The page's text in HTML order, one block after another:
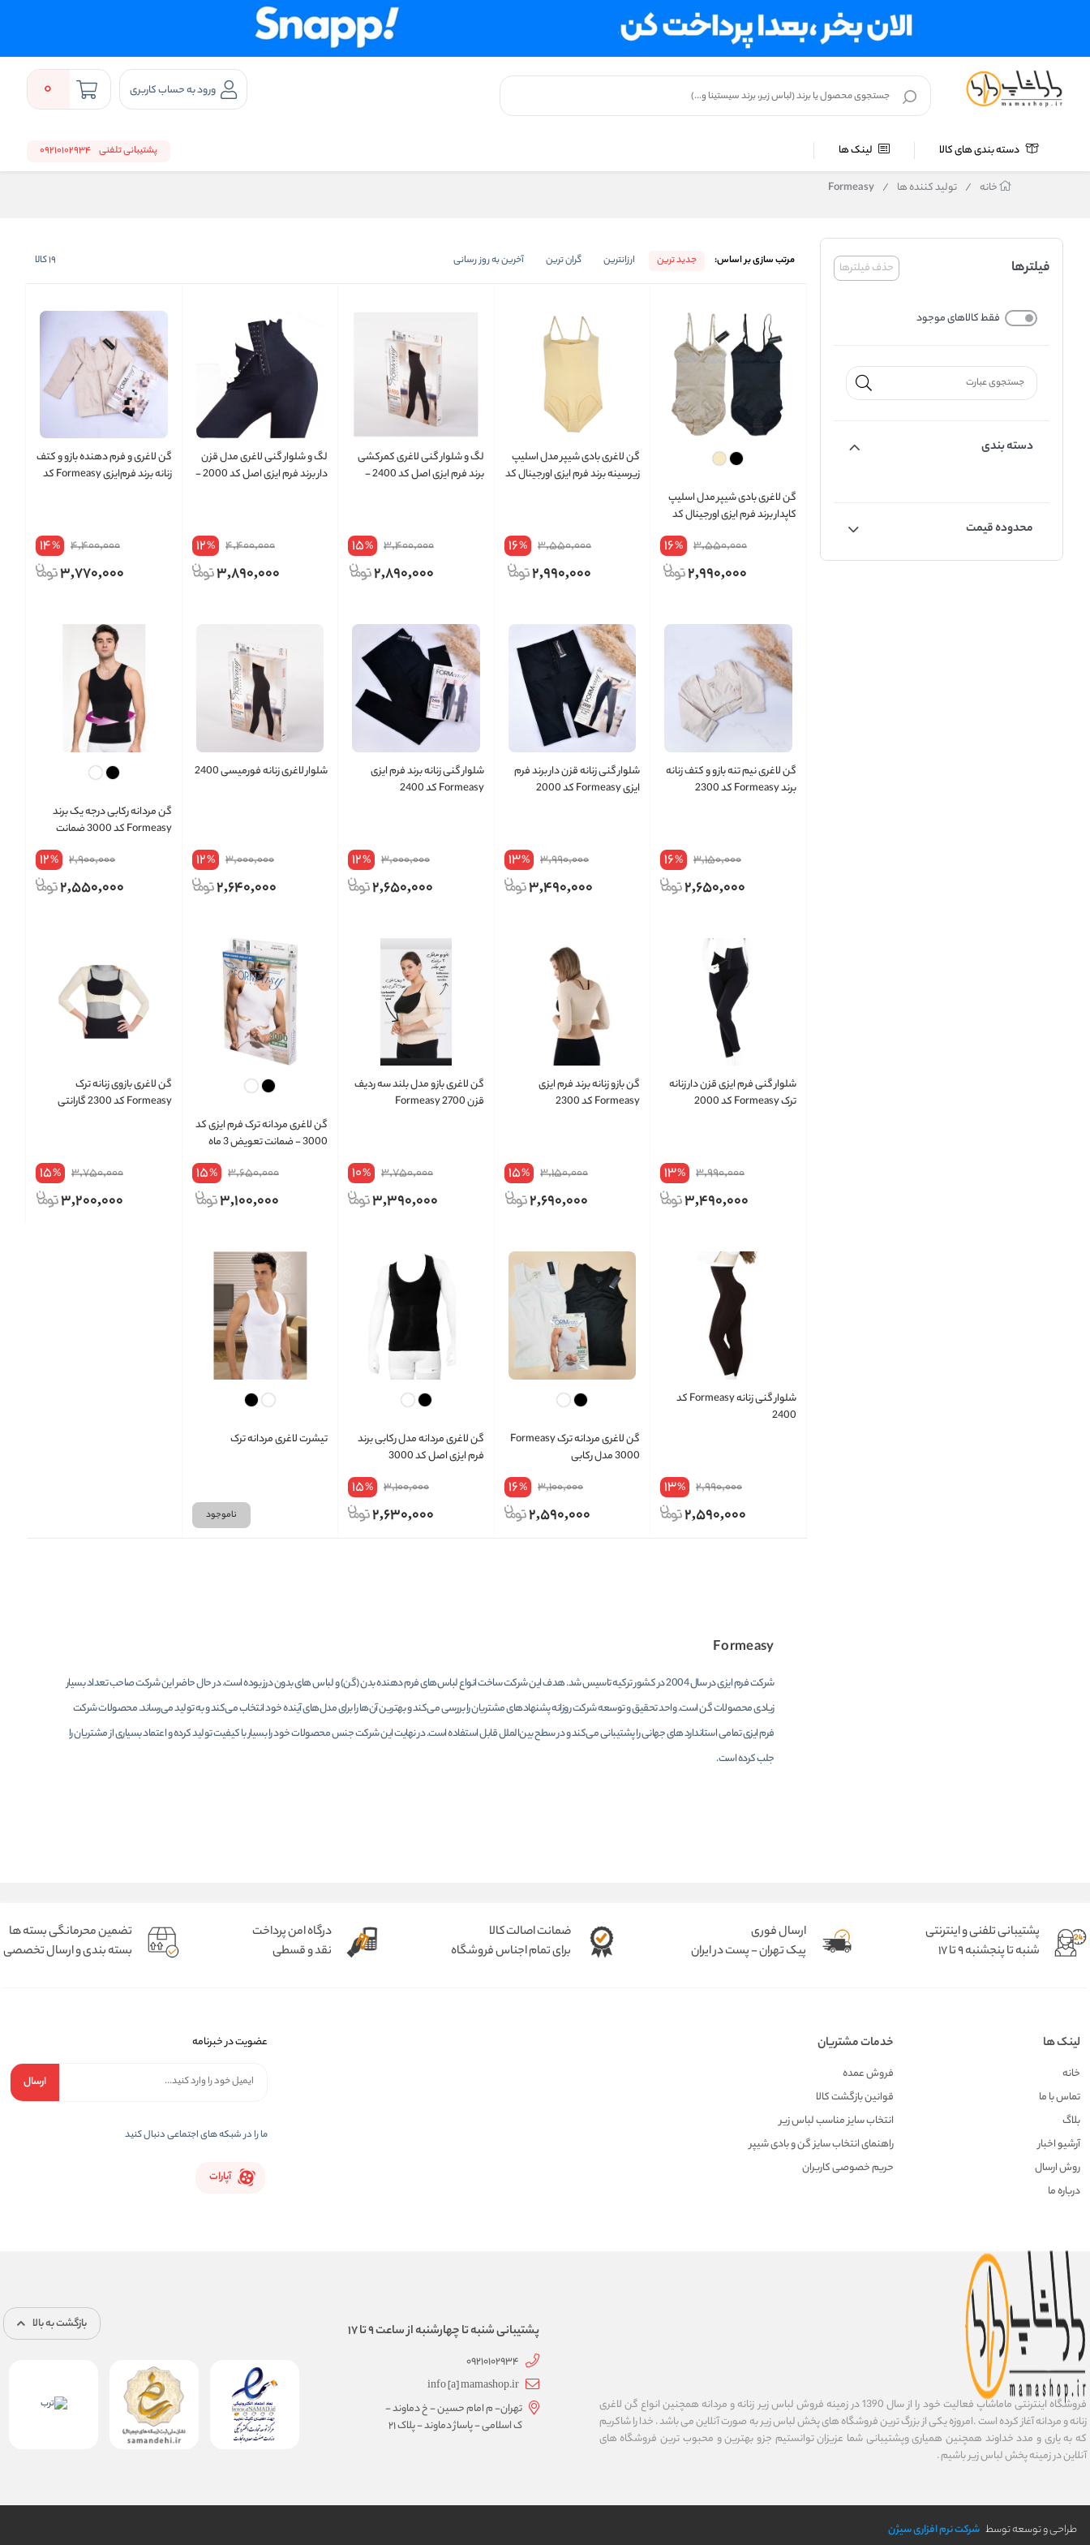
ورود به حساب کاربری 0
دسته بندی های کالا لینک ها پشتیبانی تلفنی 09210102934
خانه / تولید کننده ها /
Formeasy
حذف فیلترها فیلترها
فقط کالاهای موجود
دسته بندی
محدوده قیمت
مرتب سازی بر اساس: جدید ترین ارزانترین گران ترین آخرین به روز رسانی 19کالا
گن لاغری بادی شیپر مدل اسلیپ
کاپدار برند فرم‌ ایزی اورجینال کد
3,550,000
16%
2,990,000
گن لاغری بادی شیپر مدل اسلیپ
زیرسینه برند فرم‌ ایزی اورجینال کد
3,550,000
16%
2,990,000
لگ و شلوار گنی لاغری کمرکشی
برند فرم ایزی اصل کد 2400 -
3,400,000
15%
2,890,000
لگ و شلوار گنی لاغری مدل قزن
دار برند فرم ایزی اصل کد 2000 -
4,400,000
12%
3,890,000
گن لاغری و فرم دهنده بازو و کتف
زنانه برند فرم‌ایزی Formeasy کد
4,400,000
14%
3,770,000
گن لاغری نیم تنه بازو و کتف زنانه
برند Formeasy کد 2300
3,150,000
16%
2,650,000
شلوار گنی زنانه قزن دار برند فرم
ایزی Formeasy کد 2000
3,990,000
13%
3,490,000
شلوار گنی زنانه برند فرم ایزی
Formeasy کد 2400
3,000,000
12%
2,650,000
شلوار لاغری زنانه فورمیسی 2400
3,000,000
12%
2,640,000
گن مردانه رکابی درجه یک برند
Formeasy کد 3000 ضمانت
2,900,000
12%
2,550,000
شلوار گنی فرم ایزی قزن دار زنانه
ترک Formeasy کد 2000
3,990,000
13%
3,490,000
گن بازو زنانه برند فرم ایزی
Formeasy کد 2300
3,150,000
15%
2,690,000
گن لاغری بازو مدل بلند سه ردیف
قزن 2700 Formeasy
3,750,000
10%
3,390,000
گن لاغری مردانه ترک فرم ایزی کد
3000 - ضمانت تعویض 3 ماه
3,650,000
15%
3,100,000
گن لاغری بازوی زنانه ترک
Formeasy کد 2300 گارانتی
3,750,000
15%
3,200,000
شلوار گنی زنانه Formeasy کد
2400
2,990,000
13%
2,590,000
گن لاغری مردانه ترک Formeasy
3000 مدل رکابی
3,100,000
16%
2,590,000
گن لاغری مردانه مدل رکابی برند
فرم ایزی اصل کد 3000
3,100,000
15%
2,630,000
تیشرت لاغری مردانه ترک
ناموجود
Formeasy
شرکت فرم ایزی در سال 2004 در کشور ترکیه تاسیس شد. هدف این شرکت ساخت انواع لباس‌های فرم دهنده بدن (گن) و لباس های بدون درز بوده است. در حال حاضر این شرکت صاحب تعداد بسیار
زیادی محصولات گن است. واحد تحقیق و توسعه شرکت روزانه پشنهاد‌های مشتریان را بررسی می‌کند و بهترین آن‌ها را برای مدل‌های آینده خود انتخاب می‌کند و به تولید می‌رساند. محصولات شرکت
فرم ایزی تمامی استاندارد های جهانی را پشتیبانی می‌کند و در سطح بین‌الملل قابل استفاده است. در نهایت این شرکت جنس محصولات خود را بسیار با کیفیت تولید کرده و اعتماد بسیاری از مشتریان را
جلب کرده است.
پشتیبانی تلفنی و اینترنتی
شنبه تا پنجشنبه 9 تا 17
ارسال فوری
پیک تهران - پست در ایران
ضمانت اصالت کالا
برای تمام اجناس فروشگاه
درگاه امن پرداخت
نقد و قسطی
تضمین محرمانگی بسته ها
بسته بندی و ارسال تخصصی
لینک ها
خانه
تماس با ما
بلاگ
آرشیو اخبار
روش ارسال
درباره ما
خدمات مشتریان
فروش عمده
قوانین بازگشت کالا
انتخاب سایز مناسب لباس زیر
راهنمای انتخاب سایز گن و بادی شیپر
حریم خصوصی کاربران
عضویت در خبرنامه
ارسال
ما را در شبکه های اجتماعی دنبال کنید
آپارات
فروشگاه اینترنتی ماماشاپ فعالیت خود را از سال 1390 در زمینه فروش لباس زیر زنانه و مردانه همچنین انواع گن لاغری
زنانه و مردانه آغاز کرده است .امروزه یکی از بزرگ ترین فروشگاه های پخش لباس زیر به صورت آنلاین می باشد . خدا را شاکریم
که به یاری و مدد خداوند همچنین همیاری وپشتیبانی شما عزیزان توانستیم جزو بهترین و محبوب ترین فروشگاه های
آنلاین در زمینه پخش لباس زیر باشیم .
پشتیبانی شنبه تا چهارشنبه از ساعت 9 تا 17
09210102934
info [a] mamashop.ir
تهران- م امام حسین - خ دماوند -
ک اسلامی - پاساژ دماوند - پلاک 21
بازگشت به بالا
طراحی و توسعه توسط شرکت نرم افزاری سیژن